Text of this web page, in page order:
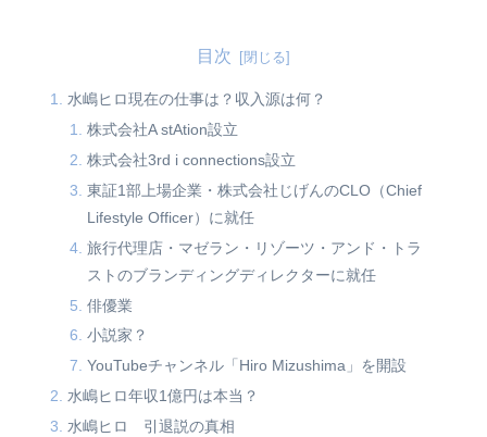
目次
水嶋ヒロ現在の仕事は？収入源は何？
株式会社A stAtion設立
株式会社3rd i connections設立
東証1部上場企業・株式会社じげんのCLO（Chief
Lifestyle Officer）に就任
旅行代理店・マゼラン・リゾーツ・アンド・トラ
ストのブランディングディレクターに就任
俳優業
小説家？
YouTubeチャンネル「Hiro Mizushima」を開設
水嶋ヒロ年収1億円は本当？
水嶋ヒロ 引退説の真相